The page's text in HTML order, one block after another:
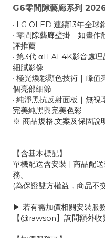
G6零間隙藝廊系列
· LG OLED 連續13年全球
· 零間隙藝廊壁掛｜如畫
評推薦
· 第3代 α11 AI 4K影音處
細膩影像
· 極光煥彩顯色技術｜峰
個亮部細節
· 純淨黑抗反射面板｜無
完美純黑與完美色彩
※ 商品規格,文案及保固說
【含基本標配】
單機配送含安裝 | 商品配
務。
(為保證雙方權益，商品不
▶ 若有需加價相關安裝服
【@rawson】詢問額外收